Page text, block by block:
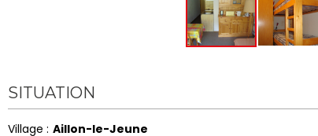
SITUATION
Village : Aillon-le-Jeune